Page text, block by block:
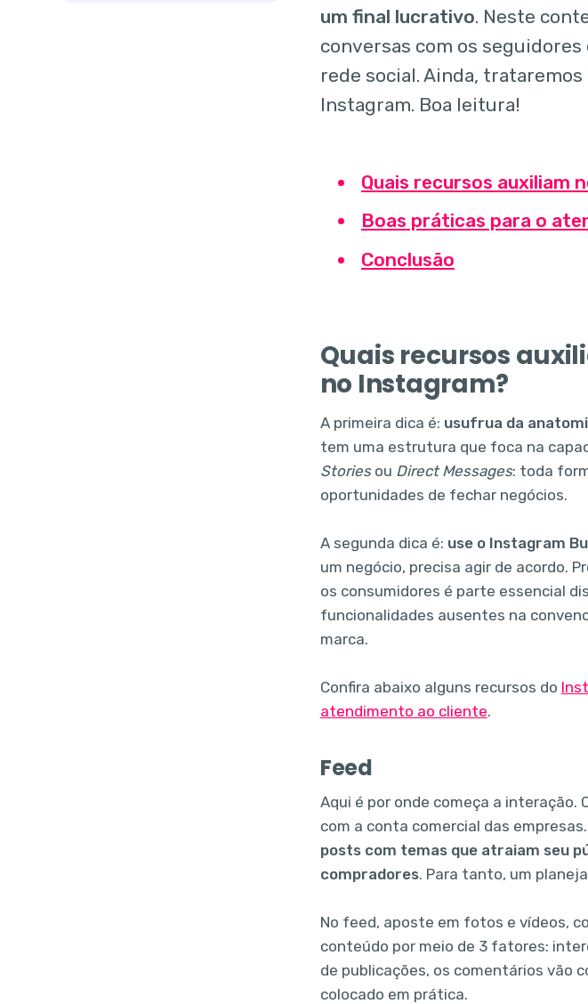
um final lucrativo. Neste
conversas com os
rede social. Ainda,
Instagram. Boa leitura!
Quais recursos auxiliam
Boas práticas para o
Conclusão
Quais recursos
no Instagram?
A primeira dica é: usufrua da
tem uma estrutura que foca na
Storiesou Direct Messages: toda
oportunidades de fechar negócios.
A segunda dica é: use o Instagram
um negócio, precisa agir de acordo.
os consumidores é parte essencial
funcionalidades ausentes na
marca.
Confira abaixo alguns recursos do
atendimento ao cliente.
Feed
Aqui é por onde começa a
com a conta comercial das
posts com temas que atraiam seu
compradores. Para tanto, um
No feed, aposte em fotos e vídeos,
conteúdo por meio de 3 fatores:
de publicações, os comentários vão
colocado em prática.